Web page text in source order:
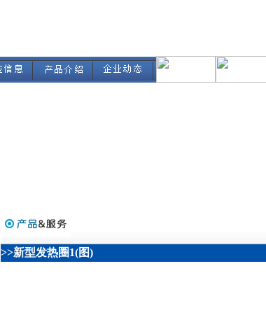
>>新型发热圈1(图)